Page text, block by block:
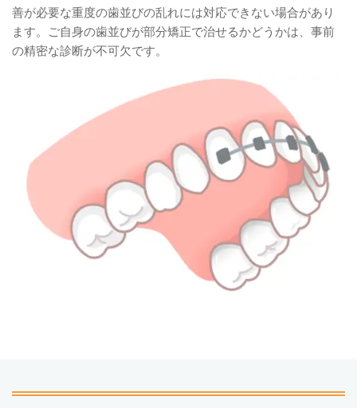
善が必要な重度の歯並びの乱れには対応できない場合があり
ます。ご自身の歯並びが部分矯正で治せるかどうかは、事前
の精密な診断が不可欠です。